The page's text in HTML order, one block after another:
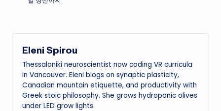
Eleni Spirou
Thessaloniki neuroscientist now coding VR curricula
in Vancouver. Eleni blogs on synaptic plasticity,
Canadian mountain etiquette, and productivity with
Greek stoic philosophy. She grows hydroponic olives
under LED grow lights.